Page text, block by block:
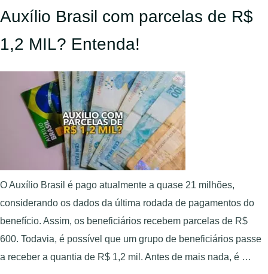
Auxílio Brasil com parcelas de R$
1,2 MIL? Entenda!
O Auxílio Brasil é pago atualmente a quase 21 milhões,
considerando os dados da última rodada de pagamentos do
benefício. Assim, os beneficiários recebem parcelas de R$
600. Todavia, é possível que um grupo de beneficiários passe
a receber a quantia de R$ 1,2 mil. Antes de mais nada, é …